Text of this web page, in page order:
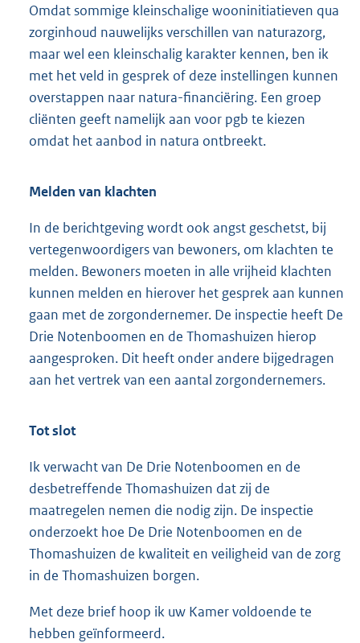
Omdat sommige kleinschalige wooninitiatieven qua
zorginhoud nauwelijks verschillen van naturazorg,
maar wel een kleinschalig karakter kennen, ben ik
met het veld in gesprek of deze instellingen kunnen
overstappen naar natura-financiëring. Een groep
cliënten geeft namelijk aan voor pgb te kiezen
omdat het aanbod in natura ontbreekt.
Melden van klachten
In de berichtgeving wordt ook angst geschetst, bij
vertegenwoordigers van bewoners, om klachten te
melden. Bewoners moeten in alle vrijheid klachten
kunnen melden en hierover het gesprek aan kunnen
gaan met de zorgondernemer. De inspectie heeft De
Drie Notenboomen en de Thomashuizen hierop
aangesproken. Dit heeft onder andere bijgedragen
aan het vertrek van een aantal zorgondernemers.
Tot slot
Ik verwacht van De Drie Notenboomen en de
desbetreffende Thomashuizen dat zij de
maatregelen nemen die nodig zijn. De inspectie
onderzoekt hoe De Drie Notenboomen en de
Thomashuizen de kwaliteit en veiligheid van de zorg
in de Thomashuizen borgen.
Met deze brief hoop ik uw Kamer voldoende te
hebben geïnformeerd.